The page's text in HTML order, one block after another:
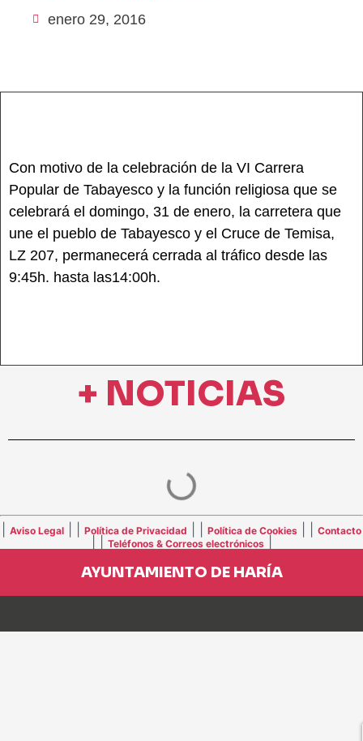
enero 29, 2016
Con motivo de la celebración de la VI Carrera
Popular de Tabayesco y la función religiosa que se
celebrará el domingo, 31 de enero, la carretera que
une el pueblo de Tabayesco y el Cruce de Temisa,
LZ 207, permanecerá cerrada al tráfico desde las
9:45h. hasta las14:00h.
+ NOTICIAS
Aviso Legal Política de Privacidad Política de Cookies Contacto
Teléfonos & Correos electrónicos|
AYUNTAMIENTO DE HARÍA